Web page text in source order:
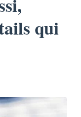
qui